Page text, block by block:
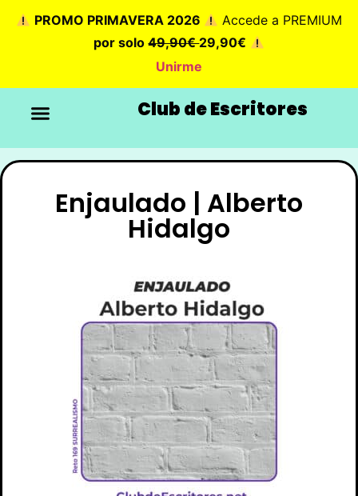
PROMO PRIMAVERA 2026
Accede a PREMIUM
por solo49,90€29,90€
Unirme
Club de Escritores
Enjaulado | Alberto
Hidalgo